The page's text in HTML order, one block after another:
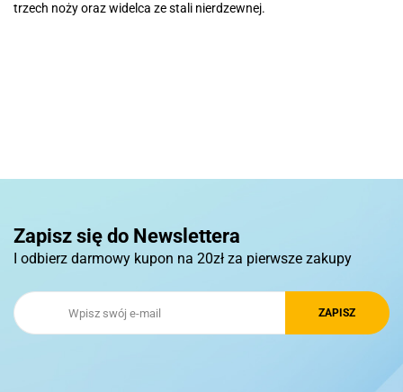
trzech noży oraz widelca ze stali nierdzewnej.
Royal Design
Zapisz się do Newslettera
I odbierz darmowy kupon na 20zł za pierwsze zakupy